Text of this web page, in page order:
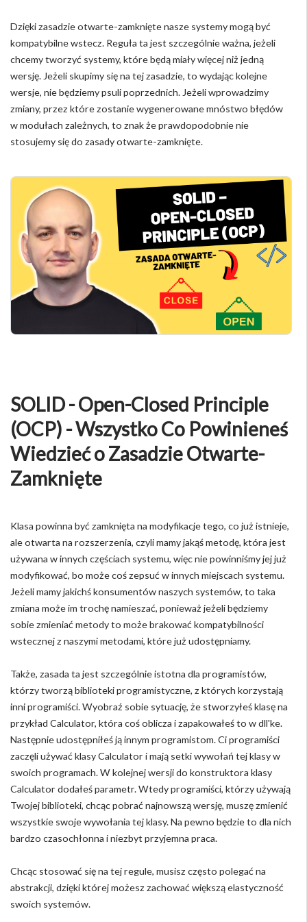
Dzięki zasadzie otwarte-zamknięte nasze systemy mogą być
kompatybilne wstecz. Reguła ta jest szczególnie ważna, jeżeli
chcemy tworzyć systemy, które będą miały więcej niż jedną
wersję. Jeżeli skupimy się na tej zasadzie, to wydając kolejne
wersje, nie będziemy psuli poprzednich. Jeżeli wprowadzimy
zmiany, przez które zostanie wygenerowane mnóstwo błędów
w modułach zależnych, to znak że prawdopodobnie nie
stosujemy się do zasady otwarte-zamknięte.
SOLID - Open-Closed Principle
(OCP) - Wszystko Co Powinieneś
Wiedzieć o Zasadzie Otwarte-
Zamknięte
Klasa powinna być zamknięta na modyfikacje tego, co już istnieje,
ale otwarta na rozszerzenia, czyli mamy jakąś metodę, która jest
używana w innych częściach systemu, więc nie powinniśmy jej już
modyfikować, bo może coś zepsuć w innych miejscach systemu.
Jeżeli mamy jakichś konsumentów naszych systemów, to taka
zmiana może im trochę namieszać, ponieważ jeżeli będziemy
sobie zmieniać metody to może brakować kompatybilności
wstecznej z naszymi metodami, które już udostępniamy.
Także, zasada ta jest szczególnie istotna dla programistów,
którzy tworzą biblioteki programistyczne, z których korzystają
inni programiści. Wyobraź sobie sytuację, że stworzyłeś klasę na
przykład Calculator, która coś oblicza i zapakowałeś to w dll'ke.
Następnie udostępniłeś ją innym programistom. Ci programiści
zaczęli używać klasy Calculator i mają setki wywołań tej klasy w
swoich programach. W kolejnej wersji do konstruktora klasy
Calculator dodałeś parametr. Wtedy programiści, którzy używają
Twojej biblioteki, chcąc pobrać najnowszą wersję, muszę zmienić
wszystkie swoje wywołania tej klasy. Na pewno będzie to dla nich
bardzo czasochłonna i niezbyt przyjemna praca.
Chcąc stosować się na tej regule, musisz często polegać na
abstrakcji, dzięki której możesz zachować większą elastyczność
swoich systemów.